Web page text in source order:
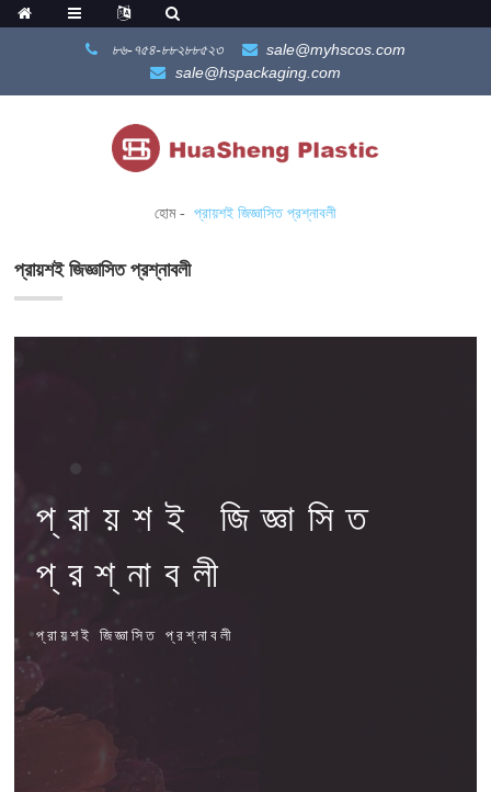
৮৬-৭৫৪-৮৮২৮৮৫২৩
sale@myhscos.com
sale@hspackaging.com
হোম প্রায়শই জিজ্ঞাসিত প্রশ্নাবলী
প্রায়শই জিজ্ঞাসিত প্রশ্নাবলী
প্রায়শই জিজ্ঞাসিত
প্রশ্নাবলী
প্রায়শই জিজ্ঞাসিত প্রশ্নাবলী